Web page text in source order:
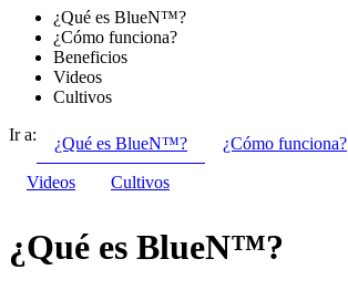
¿Qué es BlueN™?
¿Cómo funciona?
Beneficios
Videos
Cultivos
Ir a:
¿Qué es BlueN™? ¿Cómo funciona?
Videos Cultivos
¿Qué es BlueN™?